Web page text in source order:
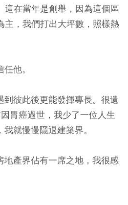
在當年是創舉，因為這個區
，我們打出大坪數，照樣熱
他。
到彼此後更能發揮專長。很遺
胃癌過世，我少了一位人生
就慢慢隱退建築界。
地產界佔有一席之地，我很感